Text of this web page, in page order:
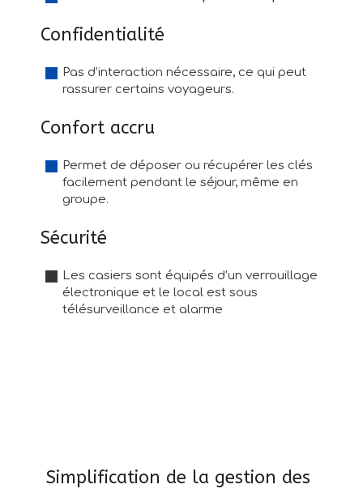
Confidentialité
Pas d’interaction nécessaire, ce qui peut
rassurer certains voyageurs.
Confort accru
Permet de déposer ou récupérer les clés
facilement pendant le séjour, même en
groupe.
Sécurité
Les casiers sont équipés d’un verrouillage
électronique et le local est sous
télésurveillance et alarme
Simplification de la gestion des